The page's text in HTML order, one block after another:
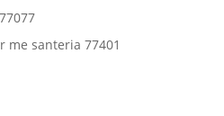
santeria 77401